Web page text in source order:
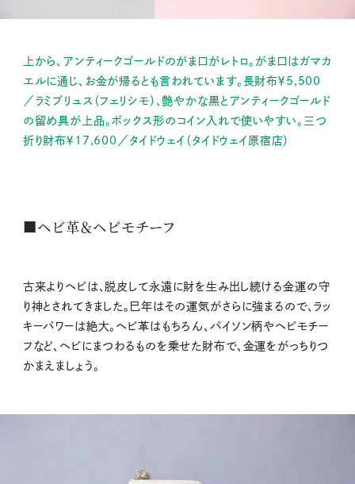
上から、アンティークゴールドのがま口がレトロ。がま口はガマカ
エルに通じ、お金が帰るとも言われています。長財布￥5,500
／ラミプリュス（フェリシモ）、艶やかな黒とアンティークゴールド
の留め具が上品。ボックス形のコイン入れで使いやすい。三つ
折り財布￥17,600／タイドウェイ（タイドウェイ原宿店）
■ヘビ革＆ヘビモチーフ
古来よりヘビは、脱皮して永遠に財を生み出し続ける金運の守
り神とされてきました。巳年はその運気がさらに強まるので、ラッ
キーパワーは絶大。ヘビ革はもちろん、パイソン柄やヘビモチー
フなど、ヘビにまつわるものを乗せた財布で、金運をがっちりつ
かまえましょう。